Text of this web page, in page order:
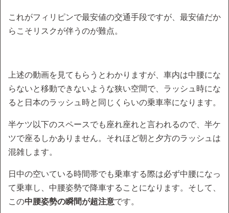
これがフィリピンで最安値の交通手段ですが、最安値だか
らこそリスクが伴うのが難点。
上述の動画を見てもらうとわかりますが、車内は中腰にな
らないと移動できないような狭い空間で、ラッシュ時にな
ると日本のラッシュ時と同じくらいの乗車率になります。
半ケツ以下のスペースでも座れ座れと言われるので、半ケ
ツで座るしかありません。それほど朝と夕方のラッシュは
混雑します。
日中の空いている時間帯でも乗車する際は必ず中腰になっ
て乗車し、中腰姿勢で降車することになります。そして、
この中腰姿勢の瞬間が超注意です。